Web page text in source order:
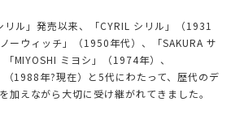
ル」発売以来、「CYRIL シリル」（1931
ーウィッチ」（1950年代）、「SAKURA サ
MIYOSHI ミヨシ」（1974年）、
（1988年?現在）と5代にわたって、歴代のデ
加えながら大切に受け継がれてきました。